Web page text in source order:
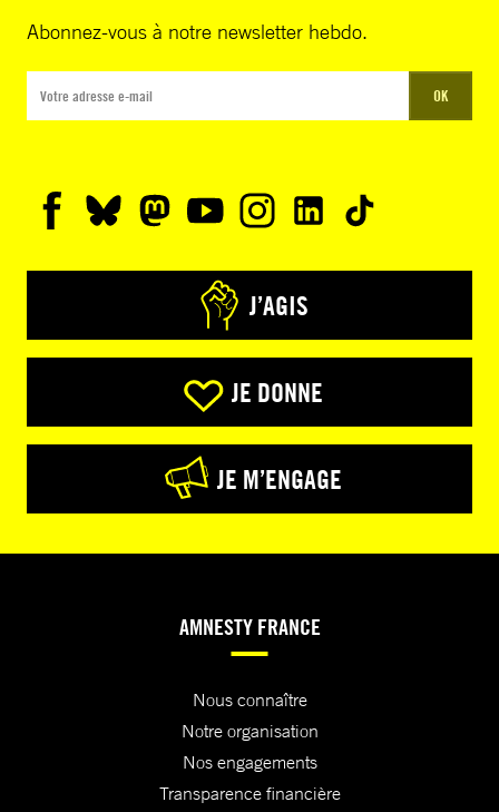
Abonnez-vous à notre newsletter hebdo.
OK
J’AGIS
JE DONNE
JE M’ENGAGE
AMNESTY FRANCE
Nous connaître
Notre organisation
Nos engagements
Transparence financière